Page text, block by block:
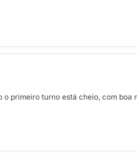
o primeiro turno está cheio, com boa